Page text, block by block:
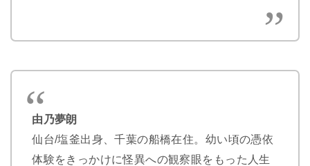
由乃夢朗
仙台/塩釜出身、千葉の船橋在住。幼い頃の憑依
体験をきっかけに怪異への観察眼をもった人生